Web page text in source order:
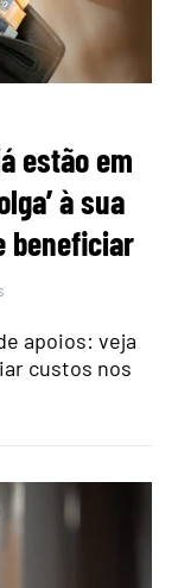
estão em
à sua
beneficiar
apoios: veja
custos nos